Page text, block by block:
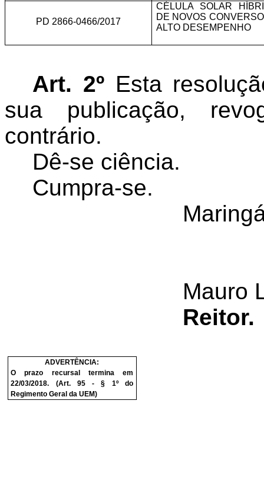
PD 2866-0466/2017
CÉLULA SOLAR
DE NOVOS
ALTO DESEMPENHO
Art. 2º Esta
sua publicação,
contrário.
Dê-se ciência.
Cumpra-se.
Mauro
Reitor.
ADVERTÊNCIA:
O prazo recursal termina em
22/03/2018. (Art. 95 - § 1º do
Regimento Geral da UEM)